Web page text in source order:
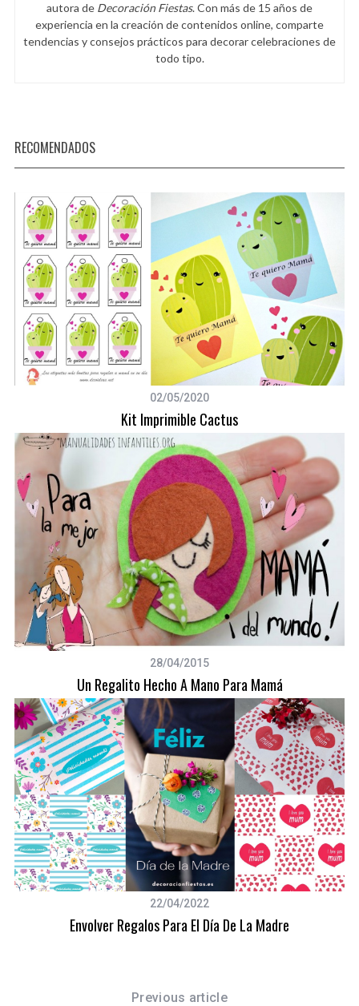
autora de Decoración Fiestas. Con más de 15 años de
experiencia en la creación de contenidos online, comparte
tendencias y consejos prácticos para decorar celebraciones de
todo tipo.
RECOMENDADOS
02/05/2020
Kit Imprimible Cactus
28/04/2015
Un Regalito Hecho A Mano Para Mamá
22/04/2022
Envolver Regalos Para El Día De La Madre
Previous article